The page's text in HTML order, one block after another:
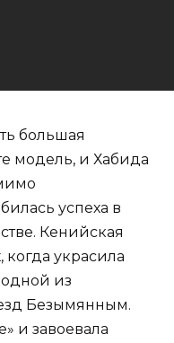
большая
модель, и Хабида
успеха в
Кенийская
украсила
из
Безымянным.
и завоевала